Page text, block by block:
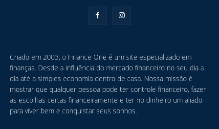
Criado em 2003, o Finance One é um site especializado em
finanças. Desde a influência do mercado financeiro no seu dia a
dia até a simples economia dentro de casa. Nossa missão é
mostrar que qualquer pessoa pode ter controle financeiro, fazer
as escolhas certas financeiramente e ter no dinheiro um aliado
para viver bem e conquistar seus sonhos.